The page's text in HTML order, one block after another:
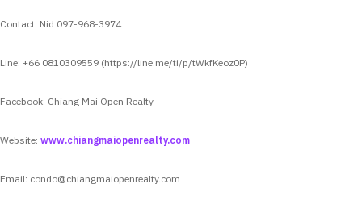
Contact: Nid 097-968-3974
Line: +66 0810309559 (https://line.me/ti/p/tWkfKeoz0P)
Facebook: Chiang Mai Open Realty
Website: www.chiangmaiopenrealty.com
Email: condo@chiangmaiopenrealty.com